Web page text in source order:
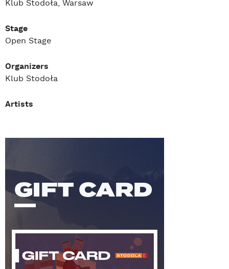
Klub Stodoła, Warsaw
Stage
Open Stage
Organizers
Klub Stodoła
Artists